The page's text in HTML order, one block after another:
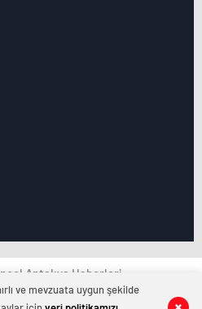
Antakya Haberleri
ve mevzuata uygun şekilde